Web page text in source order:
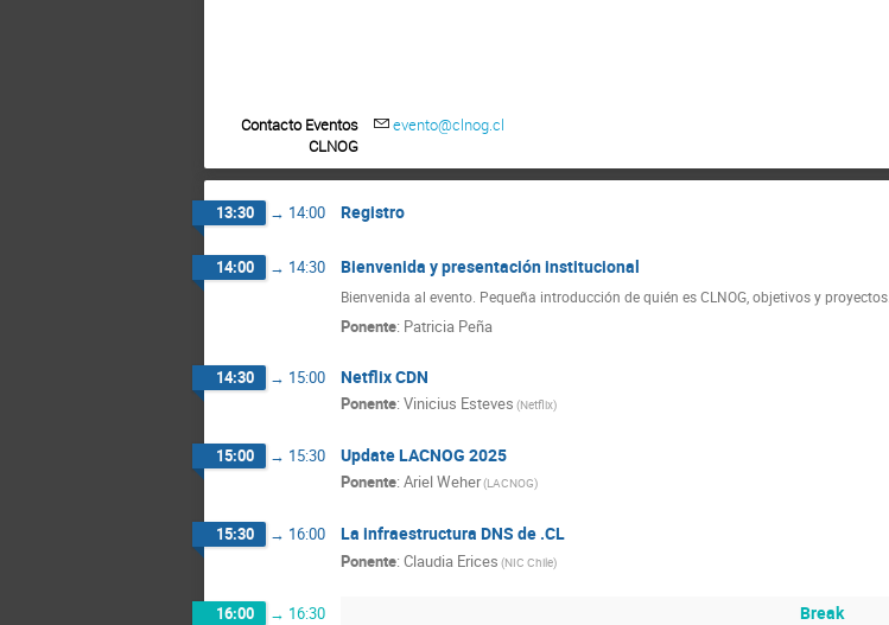
Contacto Eventos
CLNOG
evento@clnog.cl
13:30 → 14:00 Registro
14:00 → 14:30 Bienvenida y presentación institucional
Bienvenida al evento. Pequeña introducción de quién es CLNOG, objetivos y proyectos.
Ponente: Patricia Peña
14:30 → 15:00 Netflix CDN
Ponente: Vinicius Esteves (Netflix)
15:00 → 15:30 Update LACNOG 2025
Ponente: Ariel Weher(LACNOG)
15:30 → 16:00 La infraestructura DNS de .CL
Ponente: Claudia Erices (NIC Chile)
16:00 → 16:30 Break